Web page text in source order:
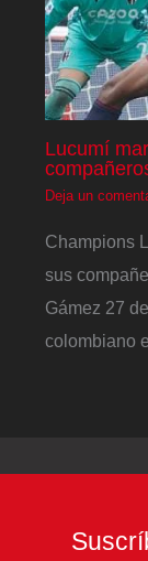
Lucumí
Deja un
Champions
sus
Gámez 27
colombiano